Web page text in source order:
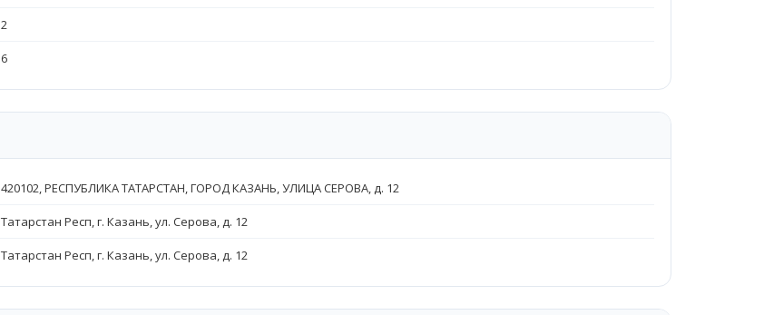
2
6
420102, РЕСПУБЛИКА ТАТАРСТАН, ГОРОД КАЗАНЬ, УЛИЦА СЕРОВА, д. 12
Татарстан Респ, г. Казань, ул. Серова, д. 12
Татарстан Респ, г. Казань, ул. Серова, д. 12